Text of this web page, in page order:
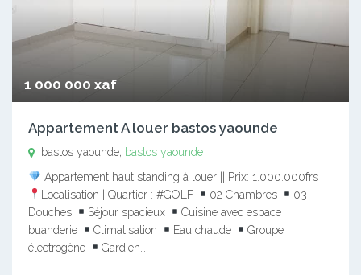
1 000 000 xaf
Appartement A louer bastos yaounde
bastos yaounde, bastos yaounde
Appartement haut standing à louer || Prix: 1.000.000frs
Localisation | Quartier : #GOLF
02 Chambres
03
Douches
Séjour spacieux
Cuisine avec espace
buanderie
Climatisation Eau chaude
Groupe
électrogène
Gardien…